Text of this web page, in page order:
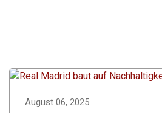
August 06, 2025